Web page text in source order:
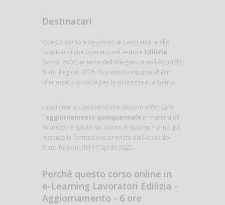
Destinatari
Questo corso è destinato ai Lavoratori e alle
Lavoratrici che operano nel settore Edilizia
(Ateco 2007, ai sensi dell'Allegato IV dell'Accordo
Stato-Regioni 2025, F) o attività equiparabili in
riferimento ai rischi per la sicurezza e la salute.
Lavoratori e Lavoratrici che devono effettuare
l'aggiornamento quinquennale in materia di
sicurezza e salute sul lavoro in quanto hanno già
ricevuto la formazione prevista dall'Accordo
Stato-Regioni del 17 aprile 2025.
Perché questo corso online in
e-Learning Lavoratori Edilizia -
Aggiornamento - 6 ore